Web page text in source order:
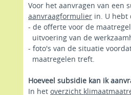
Voor het aanvragen van een
aanvraagformulier in. U hebt
- de offerte voor de
uitvoering van de
- foto's van de situatie
maatregelen treft.
Hoeveel subsidie kan ik
In het overzicht